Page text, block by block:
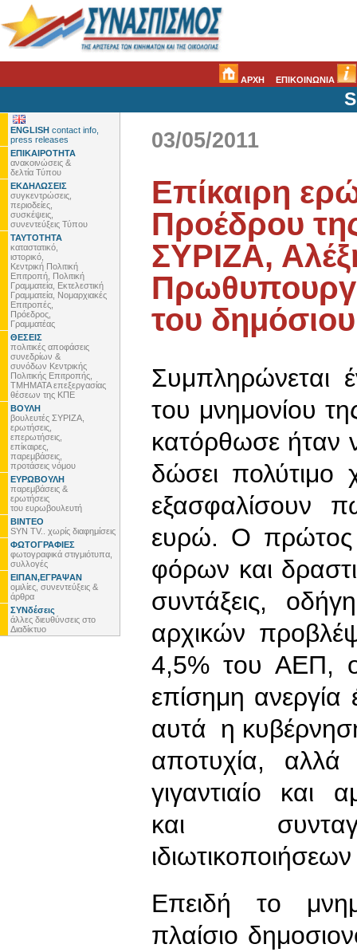
ΑΡΧΗ ΕΠΙΚΟΙΝΩΝΙΑ
ENGLISH contact info,
press releases
ΕΠΙΚΑΙΡΟΤΗΤΑ
ανακοινώσεις &
δελτία Τύπου
ΕΚΔΗΛΩΣΕΙΣ
συγκεντρώσεις,
περιοδείες,
συσκέψεις,
συνεντεύξεις Τύπου
ΤΑΥΤΟΤΗΤΑ
καταστατικό,
ιστορικό,
Κεντρική Πολιτική
Επιτροπή, Πολιτική
Γραμματεία, Εκτελεστική
Γραμματεία, Νομαρχιακές
Επιτροπές,
Πρόεδρος,
Γραμματέας
ΘΕΣΕΙΣ
πολιτικές αποφάσεις
συνεδρίων &
συνόδων Κεντρικής
Πολιτικής Επιτροπής,
ΤΜΗΜΑΤΑ επεξεργασίας
θέσεων της ΚΠΕ
ΒΟΥΛΗ
βουλευτές ΣΥΡΙΖΑ,
ερωτήσεις,
επερωτήσεις,
επίκαιρες,
παρεμβάσεις,
προτάσεις νόμου
ΕΥΡΩΒΟΥΛΗ
παρεμβάσεις &
ερωτήσεις
του ευρωβουλευτή
ΒΙΝΤΕΟ
SYN TV.. χωρίς διαφημίσεις
ΦΩΤΟΓΡΑΦΙΕΣ
φωτογραφικά στιγμιότυπα,
συλλογές
ΕΙΠΑΝ,ΕΓΡΑΨΑΝ
ομιλίες, συνεντεύξεις &
άρθρα
ΣΥΝδέσεις
άλλες διευθύνσεις στο
Διαδίκτυο
03/05/2011
Επίκαιρη
Προέδρου
ΣΥΡΙΖΑ,
του
του μνημονίου
κατόρθωσε ήταν
δώσει πολύτιμο
εξασφαλίσουν
ευρώ. Ο πρώτος
φόρων και
συντάξεις,
αρχικών
4,5% του ΑΕΠ,
επίσημη ανεργία
αυτά η
αποτυχία, αλλά
γιγαντιαίο και
και
Επειδή το
πλαίσιο